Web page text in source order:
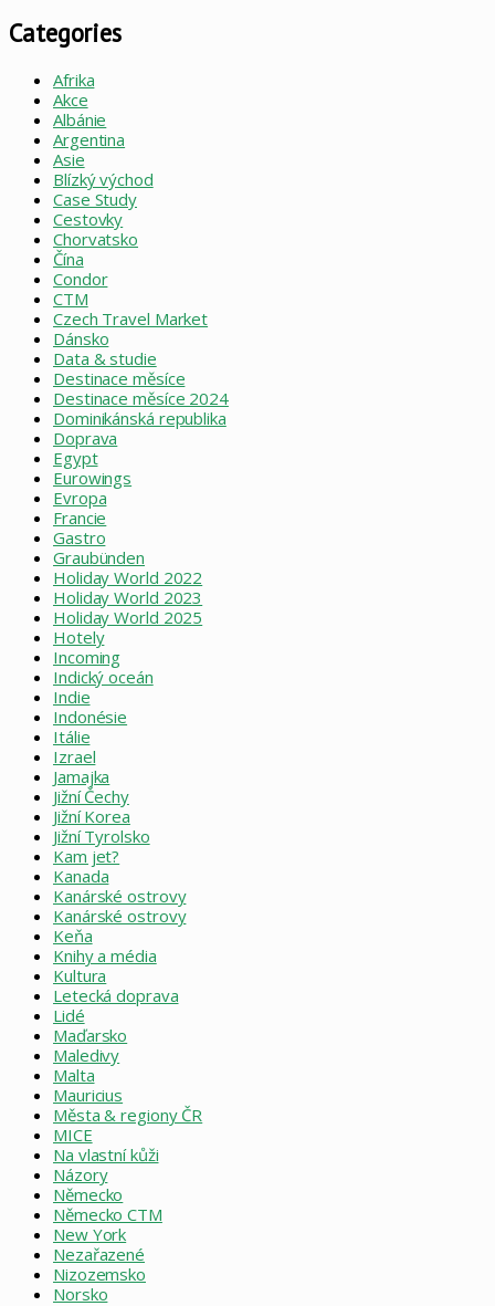
Categories
Afrika
Akce
Albánie
Argentina
Asie
Blízký východ
Case Study
Cestovky
Chorvatsko
Čína
Condor
CTM
Czech Travel Market
Dánsko
Data & studie
Destinace měsíce
Destinace měsíce 2024
Dominikánská republika
Doprava
Egypt
Eurowings
Evropa
Francie
Gastro
Graubünden
Holiday World 2022
Holiday World 2023
Holiday World 2025
Hotely
Incoming
Indický oceán
Indie
Indonésie
Itálie
Izrael
Jamajka
Jižní Čechy
Jižní Korea
Jižní Tyrolsko
Kam jet?
Kanada
Kanárské ostrovy
Kanárské ostrovy
Keňa
Knihy a média
Kultura
Letecká doprava
Lidé
Maďarsko
Maledivy
Malta
Mauricius
Města & regiony ČR
MICE
Na vlastní kůži
Názory
Německo
Německo CTM
New York
Nezařazené
Nizozemsko
Norsko